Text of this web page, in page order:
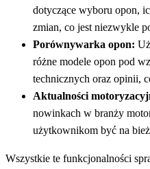
dotyczące wyboru opon,
zmian, co jest niezwykle
Porównywarka opon:
różne modele opon pod
technicznych oraz opinii,
Aktualności
nowinkach w branży
użytkownikom być na
Wszystkie te funkcjonalności